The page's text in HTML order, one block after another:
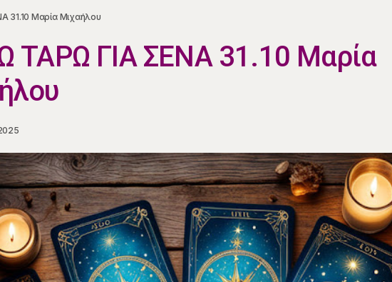
31.10 Μαρία Μιχαήλου
ΤΑΡΩ ΓΙΑ ΣΕΝΑ 31.10 Μαρία